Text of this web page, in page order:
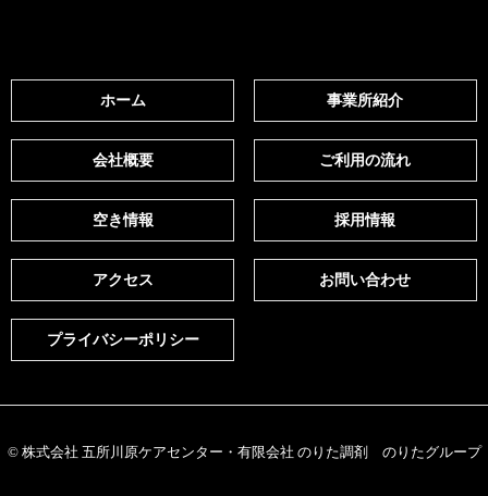
ホーム 事業所紹介
会社概要 ご利用の流れ
空き情報 採用情報
アクセス お問い合わせ
プライバシーポリシー
© 株式会社 五所川原ケアセンター・有限会社 のりた調剤 のりたグループ